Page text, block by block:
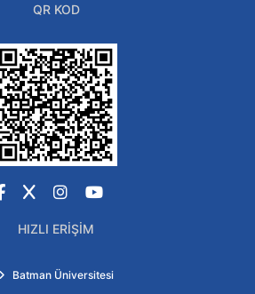
QR KOD
Facebook
X Instagram
YouTube
HIZLI ERIŞIM
Batman Üniversitesi